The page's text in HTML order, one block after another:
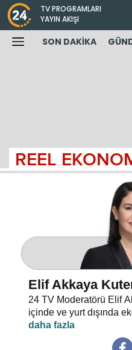
TV PROGRAMLARI
YAYIN AKIŞI
SON DAKİKA
REEL
Elif Akkaya
24 TV Moderatörü Elif
içinde ve yurt dışında
maddeleri ve alanında
sebep sonuç ilişkileri